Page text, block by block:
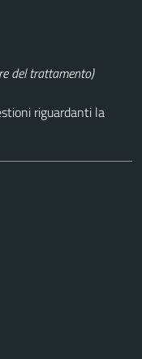
del trattamento)
riguardanti la